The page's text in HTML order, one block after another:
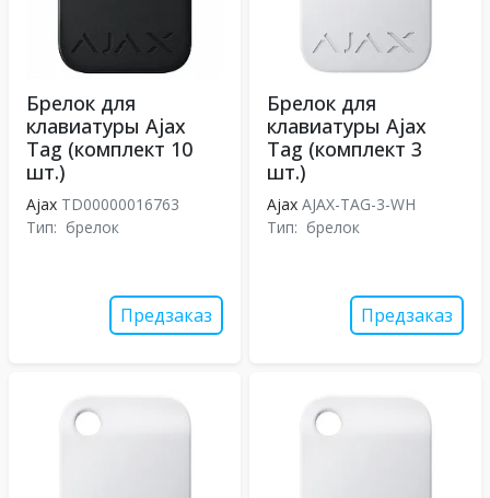
Брелок для
клавиатуры Ajax
Tag (комплект 10
шт.)
Ajax TD00000016763
Тип: брелок
Предзаказ
Брелок для
клавиатуры Ajax
Tag (комплект 3
шт.)
Ajax AJAX-TAG-3-WH
Тип: брелок
Предзаказ